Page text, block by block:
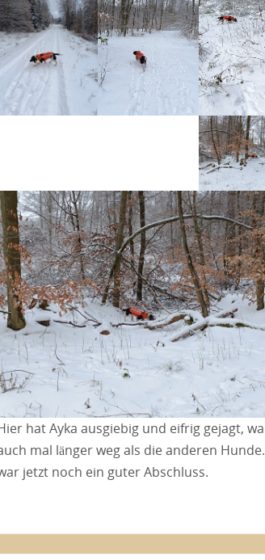
hat Ayka ausgiebig und eifrig gejagt,
mal länger weg als die anderen
jetzt noch ein guter Abschluss.